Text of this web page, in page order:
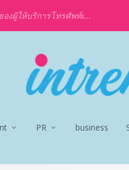
งผู้ให้บริการโทรศัพท์เ...
PR business